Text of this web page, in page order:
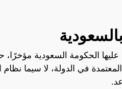
عليها الحكومة السعودية
في الدولة، لا سيما نظام